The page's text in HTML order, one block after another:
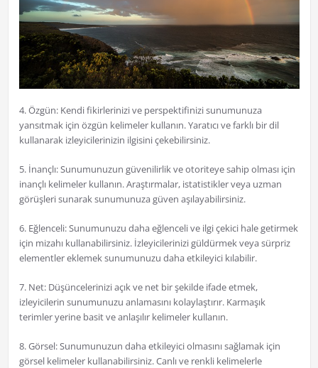
4. Özgün: Kendi fikirlerinizi ve perspektifinizi sunumunuza
yansıtmak için özgün kelimeler kullanın. Yaratıcı ve farklı bir dil
kullanarak izleyicilerinizin ilgisini çekebilirsiniz.
5. İnançlı: Sunumunuzun güvenilirlik ve otoriteye sahip olması için
inançlı kelimeler kullanın. Araştırmalar, istatistikler veya uzman
görüşleri sunarak sunumunuza güven aşılayabilirsiniz.
6. Eğlenceli: Sunumunuzu daha eğlenceli ve ilgi çekici hale getirmek
için mizahı kullanabilirsiniz. İzleyicilerinizi güldürmek veya sürpriz
elementler eklemek sunumunuzu daha etkileyici kılabilir.
7. Net: Düşüncelerinizi açık ve net bir şekilde ifade etmek,
izleyicilerin sunumunuzu anlamasını kolaylaştırır. Karmaşık
terimler yerine basit ve anlaşılır kelimeler kullanın.
8. Görsel: Sunumunuzun daha etkileyici olmasını sağlamak için
görsel kelimeler kullanabilirsiniz. Canlı ve renkli kelimelerle